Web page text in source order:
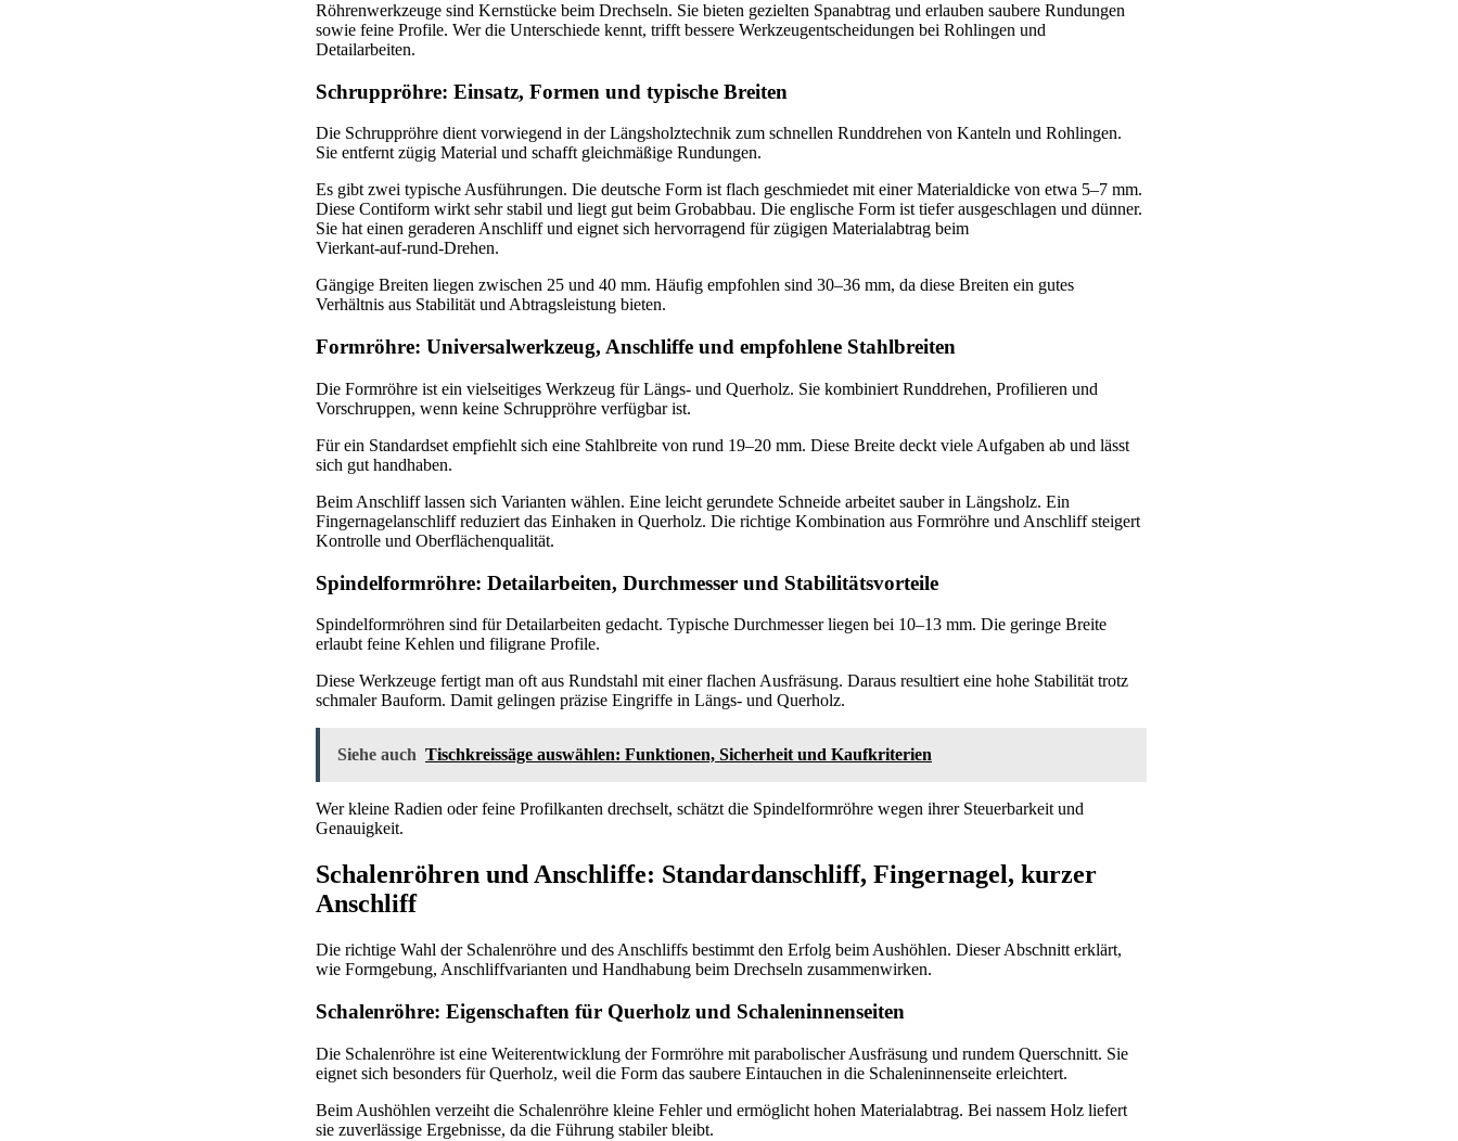
Röhrenwerkzeuge sind Kernstücke beim Drechseln. Sie bieten gezielten Spanabtrag und erlauben saubere Rundungen
sowie feine Profile. Wer die Unterschiede kennt, trifft bessere Werkzeugentscheidungen bei Rohlingen und
Detailarbeiten.
Schruppröhre: Einsatz, Formen und typische Breiten
Die Schruppröhre dient vorwiegend in der Längsholztechnik zum schnellen Runddrehen von Kanteln und Rohlingen.
Sie entfernt zügig Material und schafft gleichmäßige Rundungen.
Es gibt zwei typische Ausführungen. Die deutsche Form ist flach geschmiedet mit einer Materialdicke von etwa 5–7 mm.
Diese Contiform wirkt sehr stabil und liegt gut beim Grobabbau. Die englische Form ist tiefer ausgeschlagen und dünner.
Sie hat einen geraderen Anschliff und eignet sich hervorragend für zügigen Materialabtrag beim
Vierkant‑auf‑rund‑Drehen.
Gängige Breiten liegen zwischen 25 und 40 mm. Häufig empfohlen sind 30–36 mm, da diese Breiten ein gutes
Verhältnis aus Stabilität und Abtragsleistung bieten.
Formröhre: Universalwerkzeug, Anschliffe und empfohlene Stahlbreiten
Die Formröhre ist ein vielseitiges Werkzeug für Längs‑ und Querholz. Sie kombiniert Runddrehen, Profilieren und
Vorschruppen, wenn keine Schruppröhre verfügbar ist.
Für ein Standardset empfiehlt sich eine Stahlbreite von rund 19–20 mm. Diese Breite deckt viele Aufgaben ab und lässt
sich gut handhaben.
Beim Anschliff lassen sich Varianten wählen. Eine leicht gerundete Schneide arbeitet sauber in Längsholz. Ein
Fingernagelanschliff reduziert das Einhaken in Querholz. Die richtige Kombination aus Formröhre und Anschliff steigert
Kontrolle und Oberflächenqualität.
Spindelformröhre: Detailarbeiten, Durchmesser und Stabilitätsvorteile
Spindelformröhren sind für Detailarbeiten gedacht. Typische Durchmesser liegen bei 10–13 mm. Die geringe Breite
erlaubt feine Kehlen und filigrane Profile.
Diese Werkzeuge fertigt man oft aus Rundstahl mit einer flachen Ausfräsung. Daraus resultiert eine hohe Stabilität trotz
schmaler Bauform. Damit gelingen präzise Eingriffe in Längs‑ und Querholz.
Siehe auch Tischkreissäge auswählen: Funktionen, Sicherheit und Kaufkriterien
Wer kleine Radien oder feine Profilkanten drechselt, schätzt die Spindelformröhre wegen ihrer Steuerbarkeit und
Genauigkeit.
Schalenröhren und Anschliffe: Standardanschliff, Fingernagel, kurzer
Anschliff
Die richtige Wahl der Schalenröhre und des Anschliffs bestimmt den Erfolg beim Aushöhlen. Dieser Abschnitt erklärt,
wie Formgebung, Anschliffvarianten und Handhabung beim Drechseln zusammenwirken.
Schalenröhre: Eigenschaften für Querholz und Schaleninnenseiten
Die Schalenröhre ist eine Weiterentwicklung der Formröhre mit parabolischer Ausfräsung und rundem Querschnitt. Sie
eignet sich besonders für Querholz, weil die Form das saubere Eintauchen in die Schaleninnenseite erleichtert.
Beim Aushöhlen verzeiht die Schalenröhre kleine Fehler und ermöglicht hohen Materialabtrag. Bei nassem Holz liefert
sie zuverlässige Ergebnisse, da die Führung stabiler bleibt.